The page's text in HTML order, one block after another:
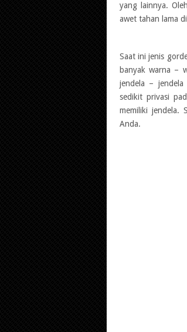
yang lainnya.
awet tahan lama
Saat ini jenis
banyak warna –
jendela –
sedikit privasi
memiliki jendela.
Anda.